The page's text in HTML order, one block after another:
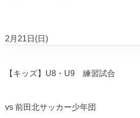
2月21日(日)
【キッズ】U8・U9 練習試合
vs 前田北サッカー少年団